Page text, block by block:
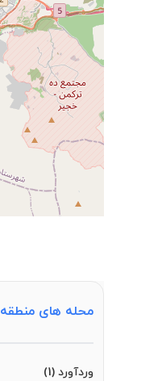
محله های منطقه 9 شهر تهران
وردآورد (1)